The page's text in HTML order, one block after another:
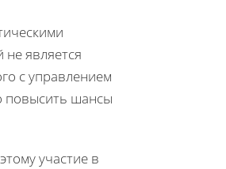
является
с управлением
повысить шансы
участие в